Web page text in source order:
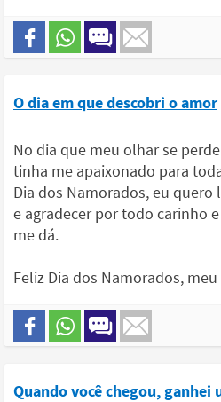
O dia em que descobri o amor
No dia que meu olhar se
tinha me apaixonado para
Dia dos Namorados, eu
e agradecer por todo carinho
me dá.
Feliz Dia dos Namorados,
Quando você chegou, ganhei